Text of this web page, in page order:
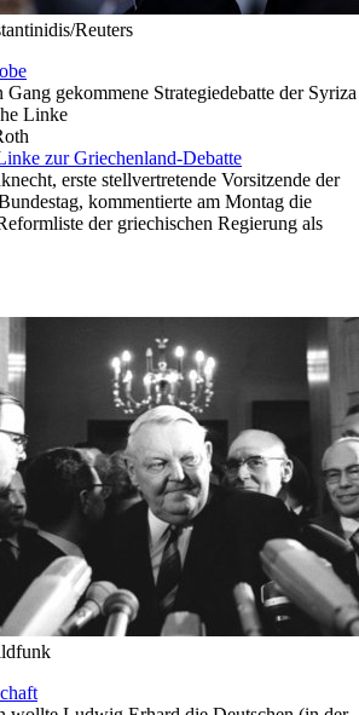
Reuters
gekommene Strategiedebatte der Syriza
Linke
zur Griechenland-Debatte
erste stellvertretende Vorsitzende der
kommentierte am Montag die
der griechischen Regierung als